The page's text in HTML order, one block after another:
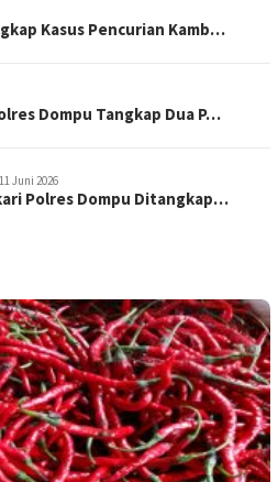
Kasus Pencurian Kamb…
Dompu Tangkap Dua P…
11 Juni 2026
Polres Dompu Ditangkap…